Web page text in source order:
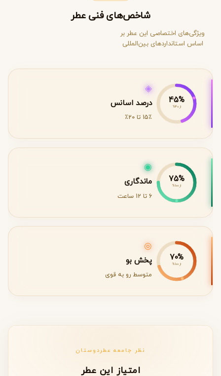
شاخص‌های فنی عطر
ویژگی‌های اختصاصی این عطر بر
اساس استانداردهای بین‌المللی
45%
از 40%
◈
درصد اسانس
15٪ تا 20٪
75%
از 100%
◉
ماندگاری
6 تا 12 ساعت
70%
از 100%
◎
پخش بو
متوسط رو به قوی
نظر جامعه عطردوستان
امتیاز این عطر